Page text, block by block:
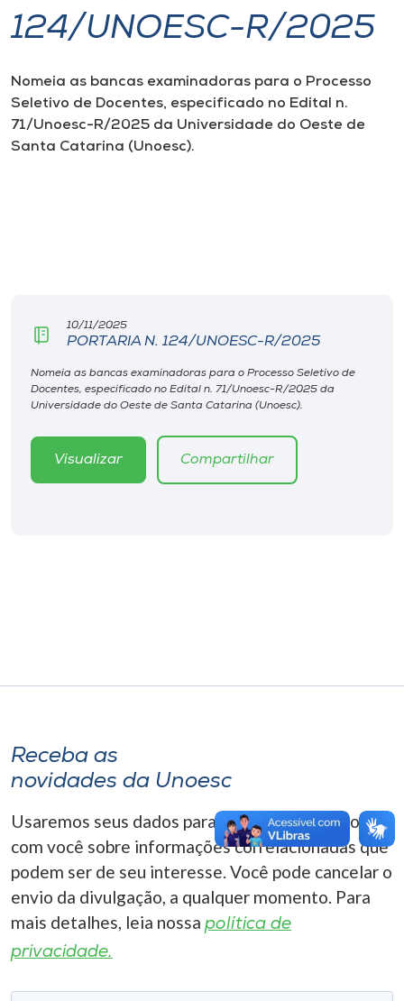
I.nova
Diplomados
Cultura
Museu
Unoesc
A-
124/UNOESC-R/2025
Nomeia as bancas examinadoras para o Processo
Seletivo de Docentes, especificado no Edital n.
71/Unoesc-R/2025 da Universidade do Oeste de
Santa Catarina (Unoesc).
10/11/2025
PORTARIA N. 124/UNOESC-R/2025
Nomeia as bancas examinadoras para o Processo Seletivo de
Docentes, especificado no Edital n. 71/Unoesc-R/2025 da
Universidade do Oeste de Santa Catarina (Unoesc).
Visualizar Compartilhar
Receba as
novidades da Unoesc
Usaremos seus dados para entrar em contato
com você sobre informações correlacionadas que
podem ser de seu interesse. Você pode cancelar o
envio da divulgação, a qualquer momento. Para
mais detalhes, leia nossa política de
privacidade.